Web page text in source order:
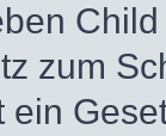
zum
ein